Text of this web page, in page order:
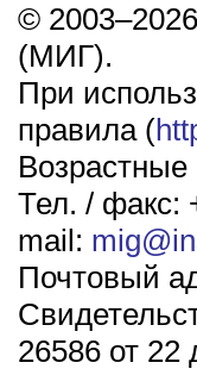
©
(МИГ).
При
правила (
Возрастные
Тел. / факс:
mail:
Почтовый
26586 от 22